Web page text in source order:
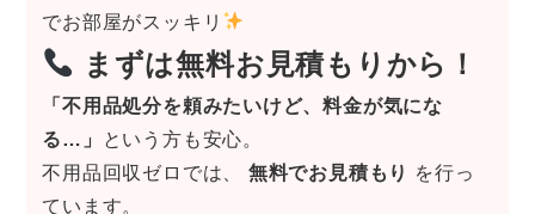
でお部屋がスッキリ
まずは無料お見積もりから！
「不用品処分を頼みたいけど、料金が気にな
る…」
という方も安心。
不用品回収ゼロでは、 無料でお見積もり
を行っ
ています。